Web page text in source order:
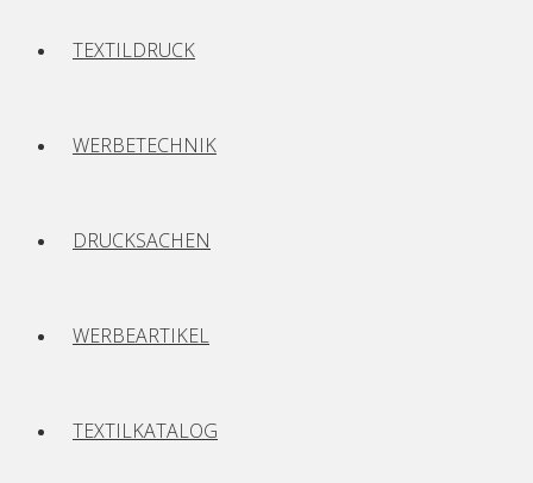
TEXTILDRUCK
WERBETECHNIK
DRUCKSACHEN
WERBEARTIKEL
TEXTILKATALOG